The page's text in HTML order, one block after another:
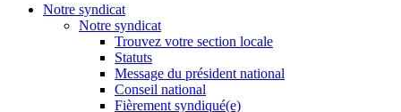
Notre syndicat
Notre syndicat
Trouvez votre section locale
Statuts
Message du président national
Conseil national
Fièrement syndiqué(e)